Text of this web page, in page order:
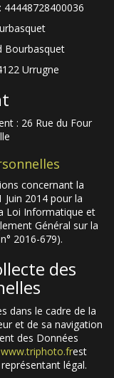
44448728400036
Bourbasquet
Urrugne
: 26 Rue du Four
concernant la
2014 pour la
Loi Informatique et
Général sur la
2016-679).
des
dans le cadre de la
et de sa navigation
des Données
www.triphoto.frest
légal.